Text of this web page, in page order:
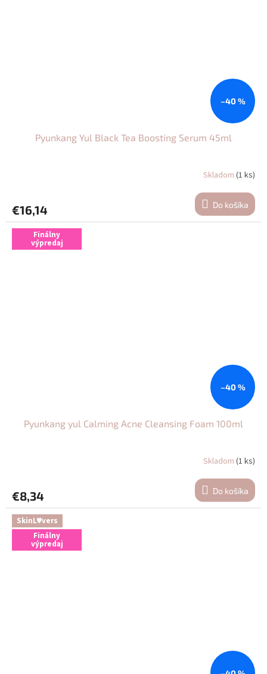
–40 %
Pyunkang Yul Black Tea Boosting Serum 45ml
Skladom (1 ks)
€16,14 Do košíka
Finálny
výpredaj
–40 %
Pyunkang yul Calming Acne Cleansing Foam 100ml
Skladom (1 ks)
€8,34 Do košíka
SkinL♥vers
Finálny
výpredaj